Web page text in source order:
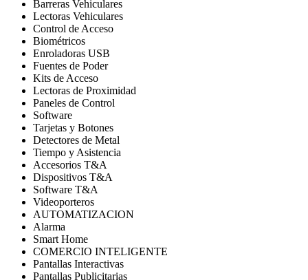
Barreras Vehiculares
Lectoras Vehiculares
Control de Acceso
Biométricos
Enroladoras USB
Fuentes de Poder
Kits de Acceso
Lectoras de Proximidad
Paneles de Control
Software
Tarjetas y Botones
Detectores de Metal
Tiempo y Asistencia
Accesorios T&A
Dispositivos T&A
Software T&A
Videoporteros
AUTOMATIZACION
Alarma
Smart Home
COMERCIO INTELIGENTE
Pantallas Interactivas
Pantallas Publicitarias